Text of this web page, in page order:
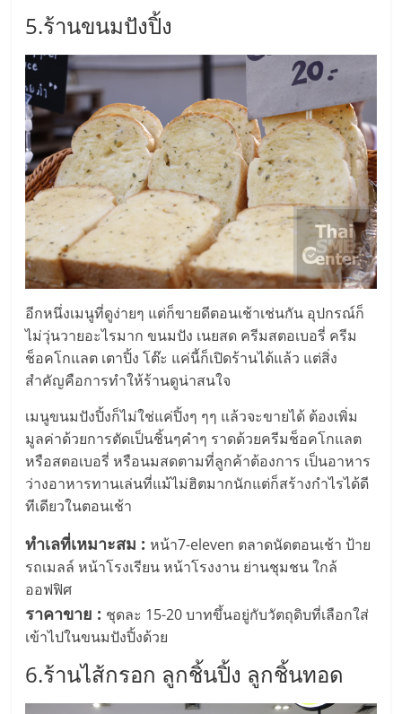
รน
รวม
แฟ
รน
ไชส์
ขาย
แฟ
รน
ไชส์
แฟ
รน
ไชส์
ขาย
หน้า
บ้าน
ลงทุน
คืน
ทุน
ไว,
ปรึกษา
ลงทุน
และ
ขยาย
สา
ขา
รน
5.ร้านขนมปังปิ้ง
อีกหนึ่งเมนูที่ดูง่ายๆ แต่ก็ขายดีตอนเช้าเช่นกัน อุปกรณ์ก็
ไม่วุ่นวายอะไรมาก ขนมปัง เนยสด ครีมสตอเบอรี่ ครีม
ช็อคโกแลต เตาปิ้ง โต๊ะ แค่นี้ก็เปิดร้านได้แล้ว แต่สิ่ง
สำคัญคือการทำให้ร้านดูน่าสนใจ
เมนูขนมปังปิ้งก็ไม่ใช่แค่ปิ้งๆ ๆๆ แล้วจะขายได้ ต้องเพิ่ม
มูลค่าด้วยการตัดเป็นชิ้นๆคำๆ ราดด้วยครีมช็อคโกแลต
หรือสตอเบอรี่ หรือนมสดตามที่ลูกค้าต้องการ เป็นอาหาร
ว่างอาหารทานเล่นที่แม้ไม่ฮิตมากนักแต่ก็สร้างกำไรได้ดี
ทีเดียวในตอนเช้า
ทำเลที่เหมาะสม : หน้า7-eleven ตลาดนัดตอนเช้า ป้าย
รถเมลล์ หน้าโรงเรียน หน้าโรงงาน ย่านชุมชน ใกล้
ออฟฟิศ
ราคาขาย : ชุดละ 15-20 บาทขึ้นอยู่กับวัตถุดิบที่เลือกใส่
เข้าไปในขนมปังปิ้งด้วย
6.ร้านไส้กรอก ลูกชิ้นปิ้ง ลูกชิ้นทอด